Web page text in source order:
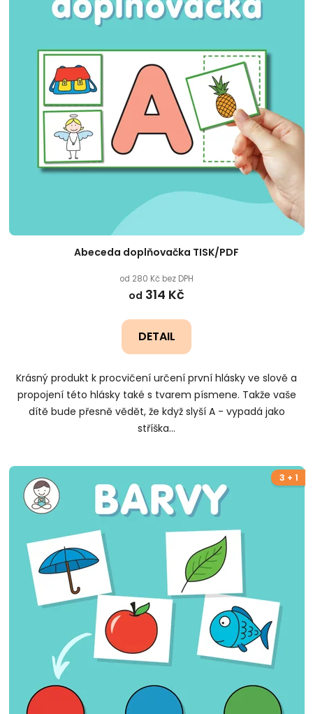
Abeceda doplňovačka TISK/PDF
od 280 Kč bez DPH
od 314 Kč
DETAIL
Krásný produkt k procvičení určení první hlásky ve slově a
propojení této hlásky také s tvarem písmene. Takže vaše
dítě bude přesně vědět, že když slyší A - vypadá jako
stříška...
3 + 1